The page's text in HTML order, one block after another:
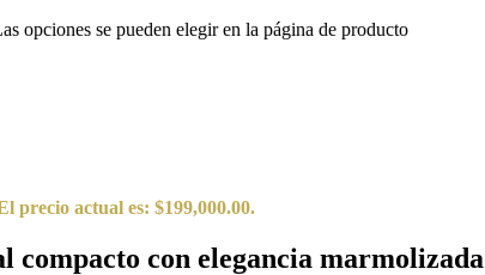
opciones se pueden elegir en la página de producto
precio actual es: $199,000.00.
con elegancia marmolizada